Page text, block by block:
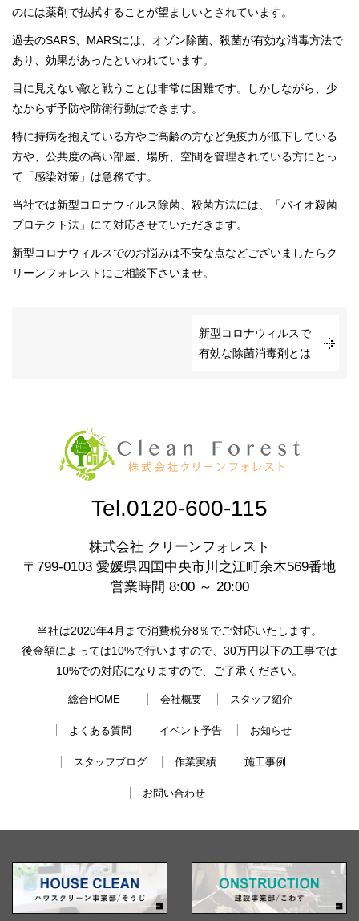
のには薬剤で払拭することが望ましいとされています。
過去のSARS、MARSには、オゾン除菌、殺菌が有効な消毒方法で
あり、効果があったといわれています。
目に見えない敵と戦うことは非常に困難です。しかしながら、少
なからず予防や防衛行動はできます。
特に持病を抱えている方やご高齢の方など免疫力が低下している
方や、公共度の高い部屋、場所、空間を管理されている方にとっ
て「感染対策」は急務です。
当社では新型コロナウィルス除菌、殺菌方法には、「バイオ殺菌
プロテクト法」にて対応させていただきます。
新型コロナウィルスでのお悩みは不安な点などございましたらク
リーンフォレストにご相談下さいませ。
新型コロナウィルスで
有効な除菌消毒剤とは
Tel.0120-600-115
株式会社 クリーンフォレスト
〒799-0103 愛媛県四国中央市川之江町余木569番地
営業時間 8:00 ～ 20:00
当社は2020年4月まで消費税分8％でご対応いたします。
後金額によっては10%で行いますので、30万円以下の工事では
10%での対応になりますので、ご了承ください。
総合HOME 会社概要 スタッフ紹介
よくある質問 イベント予告 お知らせ
スタッフブログ 作業実績 施工事例
お問い合わせ